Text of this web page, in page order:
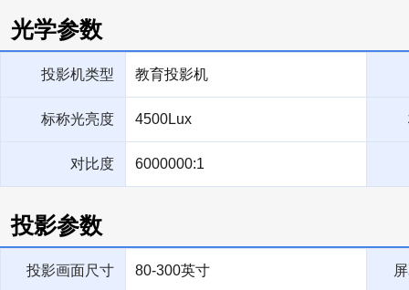
光学参数
投影机类型 教育投影机
标称光亮度 4500Lux
对比度 6000000:1
投影参数
投影画面尺寸 80-300英寸